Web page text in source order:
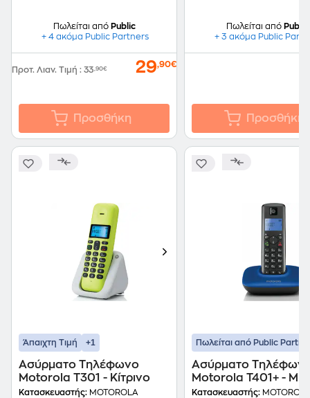
Πωλείται από Public
+ 4 ακόμα Public Partners
Προτ. Λιαν. Τιμή : 33,90€ 29,90€
Προσθήκη
Πωλείται από Public
+ 3 ακόμα Public
Προσθήκη
Άπαιχτη Τιμή +1
Ασύρματο Τηλέφωνο
Motorola T301 - Κίτρινο
Κατασκευαστής: MOTOROLA
Πωλείται από Public
Ασύρματο
Motorola T401+ -
Κατασκευαστής: